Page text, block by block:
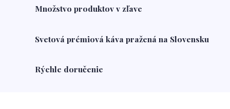
Množstvo produktov v zľave
Svetová prémiová káva pražená na Slovensku
Rýchle doručenie